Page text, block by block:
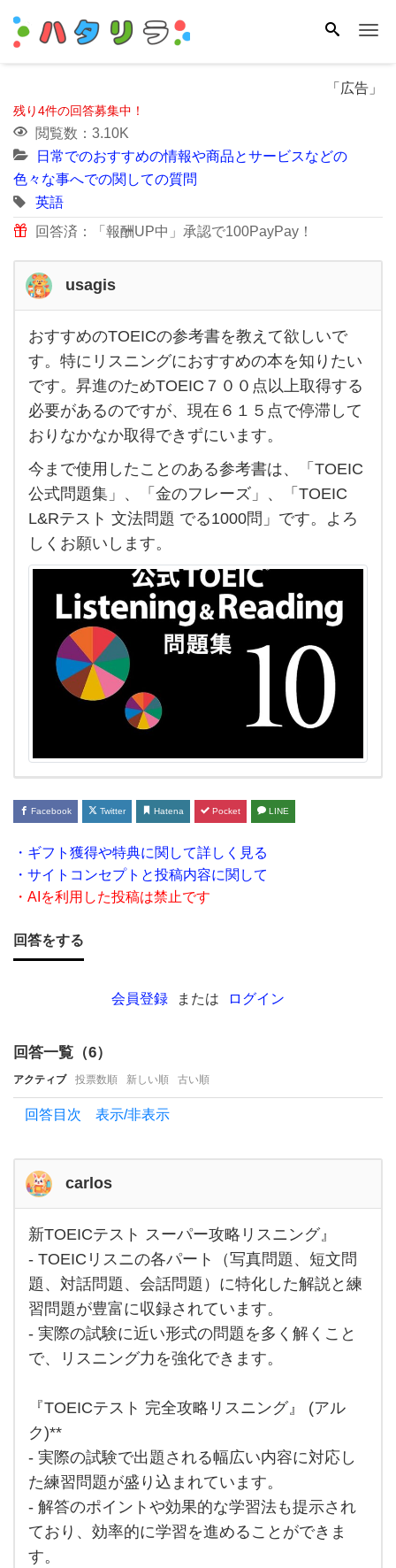
「広告」
残り4件の回答募集中！
閲覧数：3.10K
日常でのおすすめの情報や商品とサービスなどの
色々な事へでの関しての質問
英語
回答済：「報酬UP中」承認で100PayPay！
usagis
おす
すめ
の
TOEIC
の参考
書を教
えて
欲し
いで
す。特
にリ
スニ
ング
にお
本を知
りた
いで
す。昇
進の
た
おすすめのTOEICの参考書を教えて欲しいで
す。特にリスニングにおすすめの本を知りたい
です。昇進のためTOEIC７００点以上取得する
必要があるのですが、現在６１５点で停滞して
おりなかなか取得できずにいます。
今まで使用したことのある参考書は、「TOEIC
公式問題集」、「金のフレーズ」、「TOEIC
L&Rテスト 文法問題 でる1000問」です。よろ
しくお願いします。
Facebook Twitter Hatena Pocket LINE
・ギフト獲得や特典に関して詳しく見る
・サイトコンセプトと投稿内容に関して
・AIを利用した投稿は禁止です
回答をする
会員登録 または ログイン
回答一覧（6）
アクティブ 投票数順 新しい順 古い順
回答目次 表示/非表示
carlos
新
TOEIC
スーパ
ー攻略
リスニ
ング』
TOEIC
リスニ
新TOEICテスト スーパー攻略リスニング』
- TOEICリスニの各パート（写真問題、短文問
題、対話問題、会話問題）に特化した解説と練
習問題が豊富に収録されています。
- 実際の試験に近い形式の問題を多く解くこと
で、リスニング力を強化できます。
『TOEICテスト 完全攻略リスニング』 (アル
ク)**
- 実際の試験で出題される幅広い内容に対応し
た練習問題が盛り込まれています。
- 解答のポイントや効果的な学習法も提示され
ており、効率的に学習を進めることができま
す。